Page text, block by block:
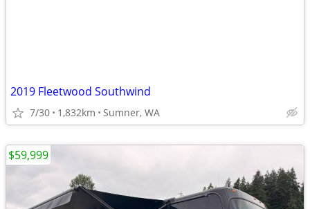
2019 Fleetwood Southwind
7/30 1,832km Sumner, WA
$59,999